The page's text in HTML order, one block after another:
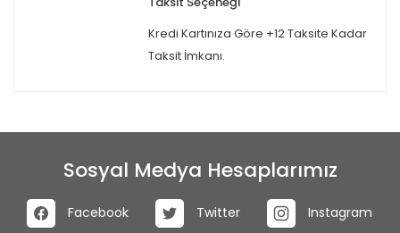
Kredi Kartınıza Göre +12 Taksite Kadar
Taksit İmkanı.
Sosyal Medya Hesaplarımız
Facebook Twitter Instagram